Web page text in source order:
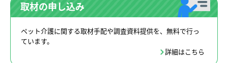
取材の申し込み
ペット介護に関する取材手配や調査資料提供を、無料で行っ
ています。
詳細はこちら